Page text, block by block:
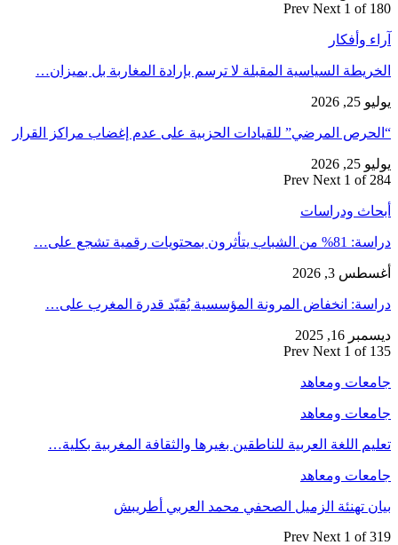
Prev Next 1 of 180
آراء وأفكار
الخريطة السياسية المقبلة لا ترسم بإرادة المغاربة بل بميزان…
يوليو 25, 2026
“الحرص المرضي” للقيادات الحزبية على عدم إغضاب مراكز القرار
يوليو 25, 2026
Prev Next 1 of 284
أبحاث ودراسات
دراسة: 81% من الشباب يتأثرون بمحتويات رقمية تشجع على…
أغسطس 3, 2026
دراسة: انخفاض المرونة المؤسسية يُقيّد قدرة المغرب على…
ديسمبر 16, 2025
Prev Next 1 of 135
جامعات ومعاهد
جامعات ومعاهد
تعليم اللغة العربية للناطقين بغيرها والثقافة المغربية بكلية…
جامعات ومعاهد
بيان تهنئة الزميل الصحفي محمد العربي أطريبش
Prev Next 1 of 319